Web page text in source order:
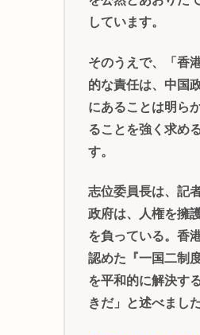
しています。
そのうえで、「香
的な責任は、中国
にあることは明ら
ることを強く求め
す。
志位委員長は、記
政府は、人権を擁
を負っている。香
認めた『一国二制
を平和的に解決す
きだ」と述べました